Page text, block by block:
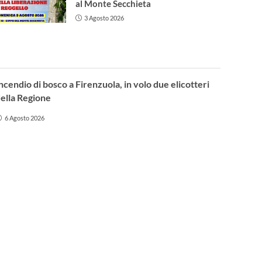
al Monte Secchieta
3 Agosto 2026
di bosco a Firenzuola, in volo due elicotteri
Regione
6 Agosto 2026